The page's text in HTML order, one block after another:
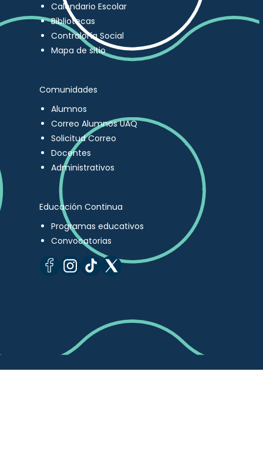
Calendario Escolar
Bibliotecas
Contraloría Social
Mapa de sitio
Comunidades
Alumnos
Correo Alumnos UAQ
Solicitud Correo
Docentes
Administrativos
Educación Continua
Programas educativos
Convocatorias